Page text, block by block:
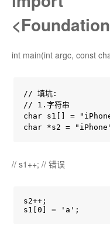
int main(int argc, const
// 填坑:
// 1.字符串
char s1[] =
char *s2 =
// s1++; // 错误
s2++;
s1[0] = 'a';